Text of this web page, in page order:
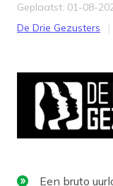
Geplaatst: 01-08-
Bedrijf
De Drie Gezusters
Een bruto